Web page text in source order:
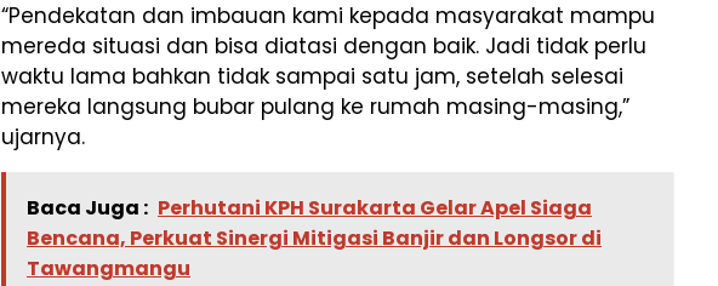
“Pendekatan dan imbauan kami kepada masyarakat mampu
mereda situasi dan bisa diatasi dengan baik. Jadi tidak perlu
waktu lama bahkan tidak sampai satu jam, setelah selesai
mereka langsung bubar pulang ke rumah masing-masing,”
ujarnya.
Baca Juga : Perhutani KPH Surakarta Gelar Apel Siaga
Bencana, Perkuat Sinergi Mitigasi Banjir dan Longsor di
Tawangmangu